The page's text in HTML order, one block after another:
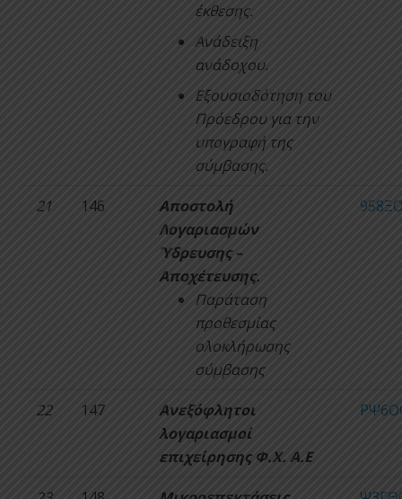
έκθεσης.
Ανάδειξη
ανάδοχου.
Εξουσιοδότηση του
Πρόεδρου για την
υπογραφή της
σύμβασης.
21 146
Αποστολή
Λογαριασμών
Ύδρευσης –
Αποχέτευσης.
Παράταση
προθεσμίας
ολοκλήρωσης
σύμβασης
22 147
Ανεξόφλητοι
λογαριασμοί
επιχείρησης Φ.Χ. Α.Ε